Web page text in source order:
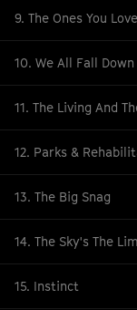
9. The Ones You Love
10. We All Fall Down
11. The Living And
12. Parks &
13. The Big Snag
14. The Sky's The
15. Instinct